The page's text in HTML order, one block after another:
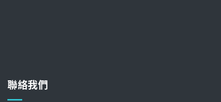
聯絡我們